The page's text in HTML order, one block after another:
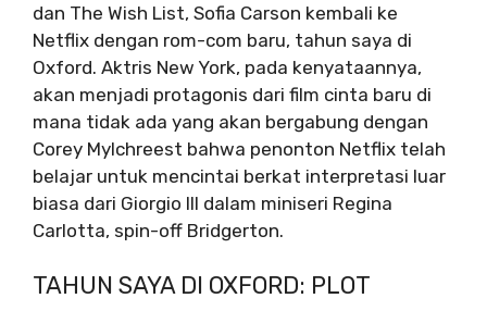
dan The Wish List, Sofia Carson kembali ke
Netflix dengan rom-com baru, tahun saya di
Oxford. Aktris New York, pada kenyataannya,
akan menjadi protagonis dari film cinta baru di
mana tidak ada yang akan bergabung dengan
Corey Mylchreest bahwa penonton Netflix telah
belajar untuk mencintai berkat interpretasi luar
biasa dari Giorgio III dalam miniseri Regina
Carlotta, spin-off Bridgerton.
TAHUN SAYA DI OXFORD: PLOT